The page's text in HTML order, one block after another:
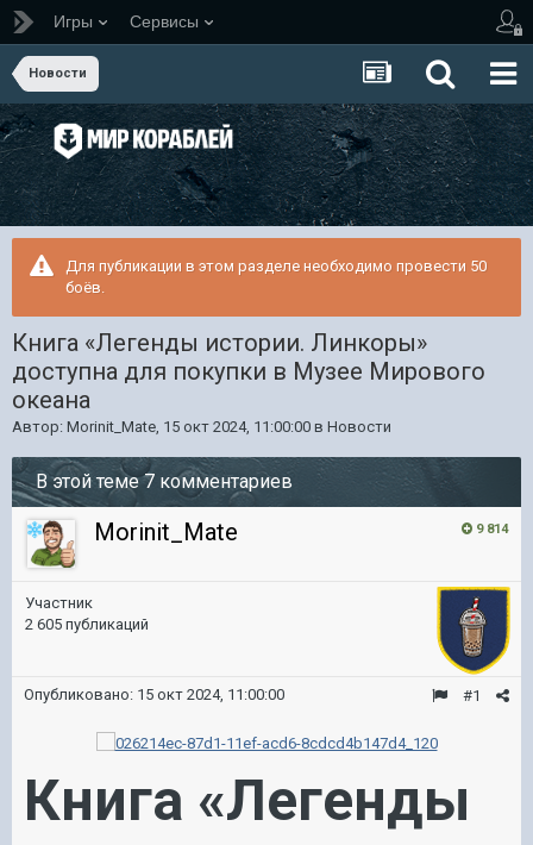
Игры Сервисы
Новости
Для публикации в этом разделе необходимо провести 50
боёв.
Книга «Легенды истории. Линкоры»
доступна для покупки в Музее Мирового
океана
Автор: Morinit_Mate, 15 окт 2024, 11:00:00 в Новости
В этой теме 7 комментариев
9 814
Morinit_Mate
Участник
2 605 публикаций
#1
Опубликовано: 15 окт 2024, 11:00:00
Книга «Легенды